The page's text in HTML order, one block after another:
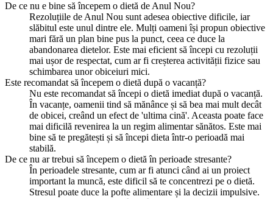
De ce nu e bine să începem o dietă de Anul Nou?
Rezoluțiile de Anul Nou sunt adesea obiective dificile, iar
slăbitul este unul dintre ele. Mulți oameni își propun obiective
mari fără un plan bine pus la punct, ceea ce duce la
abandonarea dietelor. Este mai eficient să începi cu rezoluții
mai ușor de respectat, cum ar fi creșterea activității fizice sau
schimbarea unor obiceiuri mici.
Este recomandat să începem o dietă după o vacanță?
Nu este recomandat să începi o dietă imediat după o vacanță.
În vacanțe, oamenii tind să mănânce și să bea mai mult decât
de obicei, creând un efect de 'ultima cină'. Aceasta poate face
mai dificilă revenirea la un regim alimentar sănătos. Este mai
bine să te pregătești și să începi dieta într-o perioadă mai
stabilă.
De ce nu ar trebui să începem o dietă în perioade stresante?
În perioadele stresante, cum ar fi atunci când ai un proiect
important la muncă, este dificil să te concentrezi pe o dietă.
Stresul poate duce la pofte alimentare și la decizii impulsive.